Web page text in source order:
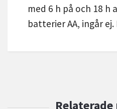
med 6 h på och 18 h
batterier AA, ingår